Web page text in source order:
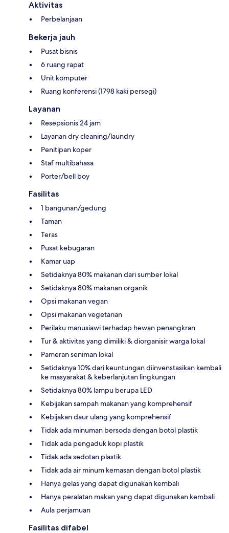
Aktivitas
Perbelanjaan
Bekerja jauh
Pusat bisnis
6 ruang rapat
Unit komputer
Ruang konferensi (1798 kaki persegi)
Layanan
Resepsionis 24 jam
Layanan dry cleaning/laundry
Penitipan koper
Staf multibahasa
Porter/bell boy
Fasilitas
1 bangunan/gedung
Taman
Teras
Pusat kebugaran
Kamar uap
Setidaknya 80% makanan dari sumber lokal
Setidaknya 80% makanan organik
Opsi makanan vegan
Opsi makanan vegetarian
Perilaku manusiawi terhadap hewan penangkran
Tur & aktivitas yang dimiliki & diorganisir warga lokal
Pameran seniman lokal
Setidaknya 10% dari keuntungan diinvenstasikan kembali
ke masyarakat & keberlanjutan lingkungan
Setidaknya 80% lampu berupa LED
Kebijakan sampah makanan yang komprehensif
Kebijakan daur ulang yang komprehensif
Tidak ada minuman bersoda dengan botol plastik
Tidak ada pengaduk kopi plastik
Tidak ada sedotan plastik
Tidak ada air minum kemasan dengan botol plastik
Hanya gelas yang dapat digunakan kembali
Hanya peralatan makan yang dapat digunakan kembali
Aula perjamuan
Fasilitas difabel